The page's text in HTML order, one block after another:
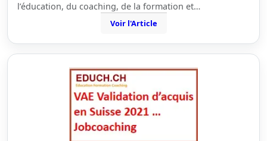
l’éducation, du coaching, de la formation et…
Voir l'Article